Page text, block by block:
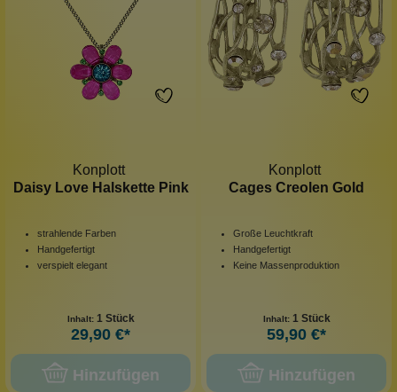
Konplott
Daisy Love Halskette Pink
strahlende Farben
Handgefertigt
verspielt elegant
Inhalt: 1 Stück
29,90 €*
Hinzufügen
Konplott
Cages Creolen Gold
Große Leuchtkraft
Handgefertigt
Keine Massenproduktion
Inhalt: 1 Stück
59,90 €*
Hinzufügen